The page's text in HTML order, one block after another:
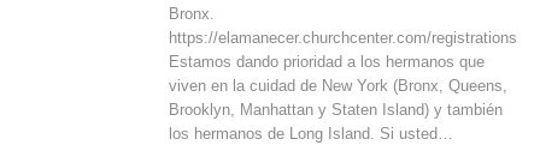
Bronx.
https://elamanecer.churchcenter.com/registrations
Estamos dando prioridad a los hermanos que
viven en la cuidad de New York (Bronx, Queens,
Brooklyn, Manhattan y Staten Island) y también
los hermanos de Long Island. Si usted…